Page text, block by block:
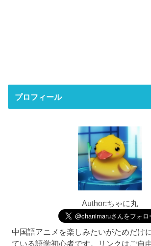
プロフィール
Author:ちゃに丸
中国語アニメを楽しみたいがためだけ
ている語学初心者です。リンクはご自